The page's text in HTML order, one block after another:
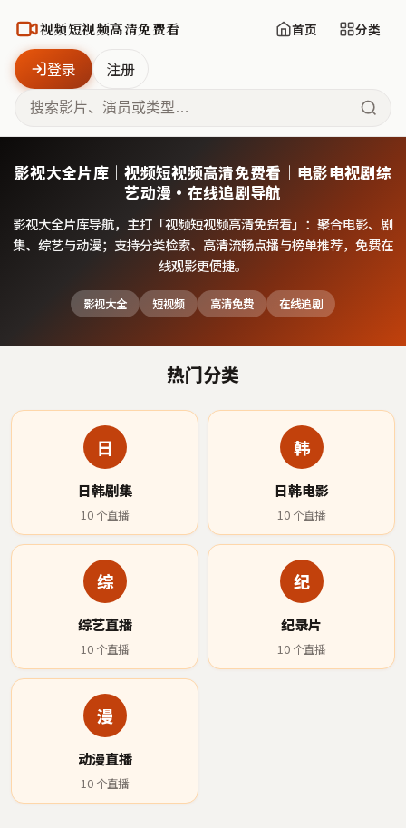
视频短视频高清免费看 首页 分类
登录 注册
影视大全片库｜视频短视频高清免费看｜电影电视剧综
艺动漫·在线追剧导航
影视大全片库导航，主打「视频短视频高清免费看」：聚合电影、剧
集、综艺与动漫；支持分类检索、高清流畅点播与榜单推荐，免费在
线观影更便捷。
影视大全 短视频 高清免费 在线追剧
热门分类
日
日韩剧集
10 个直播
韩
日韩电影
10 个直播
综
综艺直播
10 个直播
纪
纪录片
10 个直播
漫
动漫直播
10 个直播